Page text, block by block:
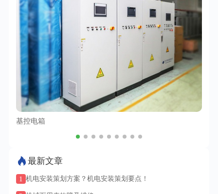
基控电箱
最新文章
1 机电安装策划方案？机电安装策划要点！